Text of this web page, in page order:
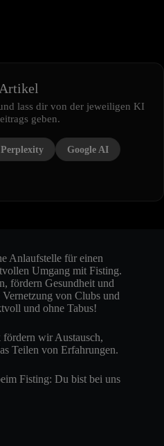
lass dir von der jeweiligen KI
geben.
Perplexity Google AI
Anlaufstelle für einen
Umgang mit Fisting.
fördern Gesundheit und
von Clubs und
und ohne Tabus!
wir Austausch,
Teilen von Erfahrungen.
Fisting: Du bist bei uns